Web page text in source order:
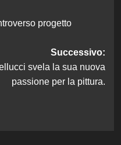
progetto
Successivo:
svela la sua nuova
passione per la pittura.